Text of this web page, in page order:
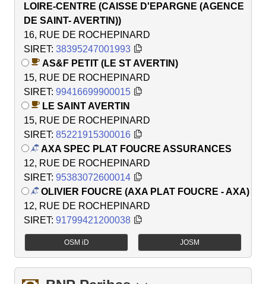
LOIRE-CENTRE (CAISSE D'EPARGNE (AGENCE
DE SAINT- AVERTIN))
16, RUE DE ROCHEPINARD
SIRET: 38395247001993
AS&F PETIT (LE ST AVERTIN)
15, RUE DE ROCHEPINARD
SIRET: 99416699900015
LE SAINT AVERTIN
15, RUE DE ROCHEPINARD
SIRET: 85221915300016
AXA SPEC PLAT FOUCRE ASSURANCES
12, RUE DE ROCHEPINARD
SIRET: 95383072600014
OLIVIER FOUCRE (AXA PLAT FOUCRE - AXA)
12, RUE DE ROCHEPINARD
SIRET: 91799421200038
OSM iD JOSM